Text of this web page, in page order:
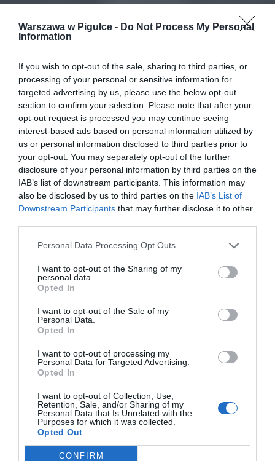
Warszawa w Pigułce - Do Not Process My Personal
Information
If you wish to opt-out of the sale, sharing to third parties, or
processing of your personal or sensitive information for
targeted advertising by us, please use the below opt-out
section to confirm your selection. Please note that after your
opt-out request is processed you may continue seeing
interest-based ads based on personal information utilized by
us or personal information disclosed to third parties prior to
your opt-out. You may separately opt-out of the further
disclosure of your personal information by third parties on the
IAB’s list of downstream participants. This information may
also be disclosed by us to third parties on the IAB’s List of
Downstream Participants that may further disclose it to other
Personal Data Processing Opt Outs
I want to opt-out of the Sharing of my
personal data.
Opted In
I want to opt-out of the Sale of my
Personal Data.
Opted In
I want to opt-out of processing my
Personal Data for Targeted Advertising.
Opted In
I want to opt-out of Collection, Use,
Retention, Sale, and/or Sharing of my
Personal Data that Is Unrelated with the
Purposes for which it was collected.
Opted Out
CONFIRM